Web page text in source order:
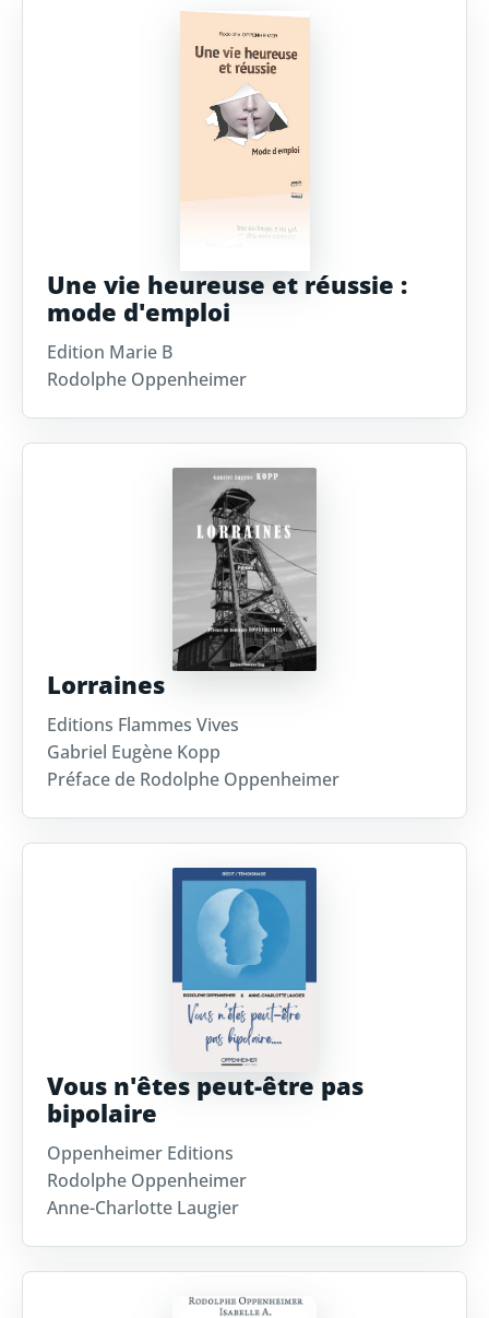
Une vie heureuse et réussie :
mode d'emploi
Edition Marie B
Rodolphe Oppenheimer
Lorraines
Editions Flammes Vives
Gabriel Eugène Kopp
Préface de Rodolphe Oppenheimer
Vous n'êtes peut-être pas
bipolaire
Oppenheimer Editions
Rodolphe Oppenheimer
Anne-Charlotte Laugier